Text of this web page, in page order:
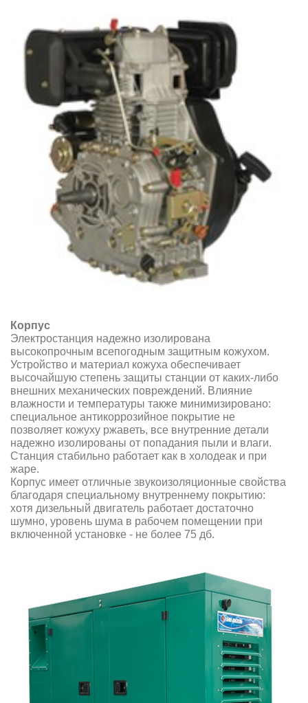
Корпус
Электростанция надежно изолирована
высокопрочным всепогодным защитным кожухом.
Устройство и материал кожуха обеспечивает
высочайшую степень защиты станции от каких-либо
внешних механических повреждений. Влияние
влажности и температуры также минимизировано:
специальное антикоррозийное покрытие не
позволяет кожуху ржаветь, все внутренние детали
надежно изолированы от попадания пыли и влаги.
Станция стабильно работает как в холодеак и при
жаре.
Корпус имеет отличные звукоизоляционные свойства
благодаря специальному внутреннему покрытию:
хотя дизельный двигатель работает достаточно
шумно, уровень шума в рабочем помещении при
включенной установке - не более 75 дб.